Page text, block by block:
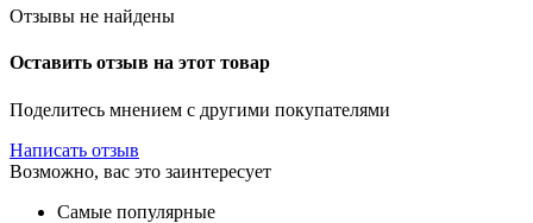
Отзывы не найдены
Оставить отзыв на этот товар
Поделитесь мнением с другими покупателями
Написать отзыв
Возможно, вас это заинтересует
Самые популярные